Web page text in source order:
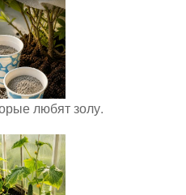
любят золу.